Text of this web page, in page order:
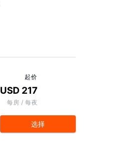
起价
USD 217
每房 / 每夜
选择